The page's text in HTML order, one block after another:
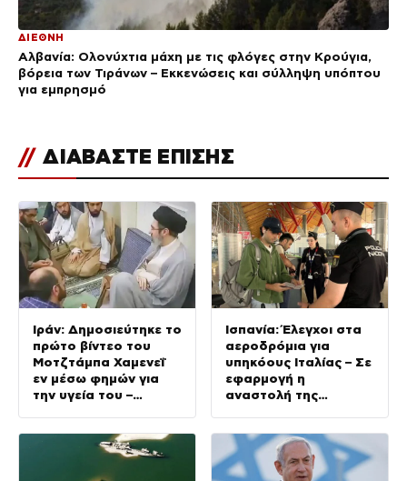
ΔΙΕΘΝΗ
Αλβανία: Ολονύχτια μάχη με τις φλόγες στην Κρούγια,
βόρεια των Τιράνων – Εκκενώσεις και σύλληψη υπόπτου
για εμπρησμό
// ΔΙΑΒΑΣΤΕ ΕΠΙΣΗΣ
Ιράν: Δημοσιεύτηκε το
πρώτο βίντεο του
Μοτζτάμπα Χαμενεΐ
εν μέσω φημών για
την υγεία του –
Ισπανία: Έλεγχοι στα
αεροδρόμια για
υπηκόους Ιταλίας – Σε
εφαρμογή η
αναστολή της